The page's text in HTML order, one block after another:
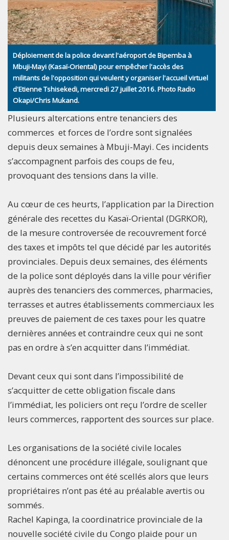
Déploiement de la police devant l'aéroport de Bipemba à
Mbuji-Mayi (Kasaï-Oriental) pour empêcher l'accès des
militants de l'opposition qui veulent y organiser l'accueil virtuel
d'Etienne Tshisekedi, mercredi 27 juillet 2016. Photo Radio
Okapi/Chris Mukand.
Plusieurs altercations entre tenanciers des
commerces et forces de l’ordre sont signalées
depuis deux semaines à Mbuji-Mayi. Ces incidents
s’accompagnent parfois des coups de feu,
provoquant des tensions dans la ville.
Au cœur de ces heurts, l’application par la Direction
générale des recettes du Kasaï-Oriental (DGRKOR),
de la mesure controversée de recouvrement forcé
des taxes et impôts tel que décidé par les autorités
provinciales. Depuis deux semaines, des éléments
de la police sont déployés dans la ville pour vérifier
auprès des tenanciers des commerces, pharmacies,
terrasses et autres établissements commerciaux les
preuves de paiement de ces taxes pour les quatre
dernières années et contraindre ceux qui ne sont
pas en ordre à s’en acquitter dans l’immédiat.
Devant ceux qui sont dans l’impossibilité de
s’acquitter de cette obligation fiscale dans
l’immédiat, les policiers ont reçu l’ordre de sceller
leurs commerces, rapportent des sources sur place.
Les organisations de la société civile locales
dénoncent une procédure illégale, soulignant que
certains commerces ont été scellés alors que leurs
propriétaires n’ont pas été au préalable avertis ou
sommés.
Rachel Kapinga, la coordinatrice provinciale de la
nouvelle société civile du Congo plaide pour un